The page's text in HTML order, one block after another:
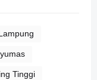
Tinggi